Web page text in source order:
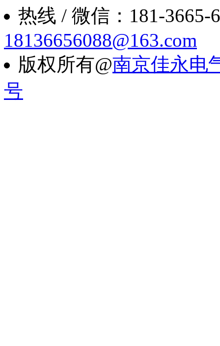
热线 / 微信：181-3665-
18136656088@163.com
版权所有@南京佳永电
号